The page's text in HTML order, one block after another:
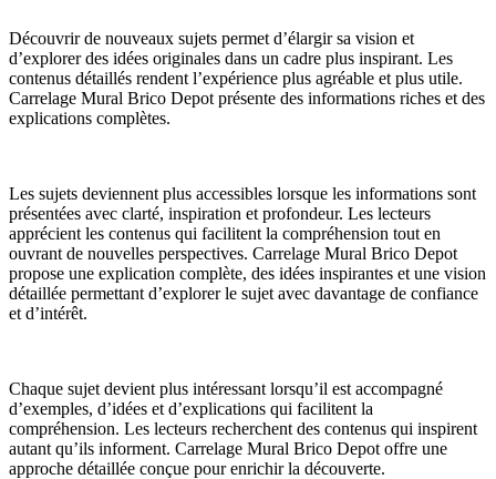
Découvrir de nouveaux sujets permet d’élargir sa vision et
d’explorer des idées originales dans un cadre plus inspirant. Les
contenus détaillés rendent l’expérience plus agréable et plus utile.
Carrelage Mural Brico Depot présente des informations riches et des
explications complètes.
Les sujets deviennent plus accessibles lorsque les informations sont
présentées avec clarté, inspiration et profondeur. Les lecteurs
apprécient les contenus qui facilitent la compréhension tout en
ouvrant de nouvelles perspectives. Carrelage Mural Brico Depot
propose une explication complète, des idées inspirantes et une vision
détaillée permettant d’explorer le sujet avec davantage de confiance
et d’intérêt.
Chaque sujet devient plus intéressant lorsqu’il est accompagné
d’exemples, d’idées et d’explications qui facilitent la
compréhension. Les lecteurs recherchent des contenus qui inspirent
autant qu’ils informent. Carrelage Mural Brico Depot offre une
approche détaillée conçue pour enrichir la découverte.